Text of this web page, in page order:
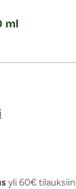
ml
yli 60€ tilauksiin